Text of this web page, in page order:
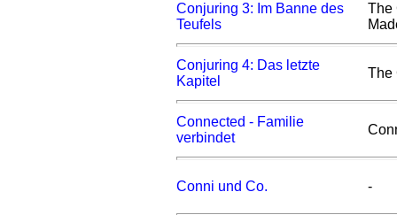
Conjuring 3: Im Banne des
Teufels
The
Conjuring 4: Das letzte
Kapitel
The
Connected - Familie
verbindet
Conni und Co. -